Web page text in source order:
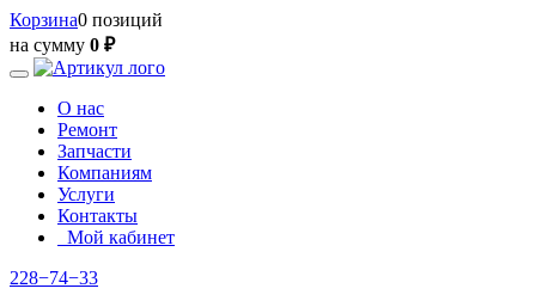
Корзина0 позиций
на сумму 0 ₽
О нас
Ремонт
Запчасти
Компаниям
Услуги
Контакты
Мой кабинет
228−74−33